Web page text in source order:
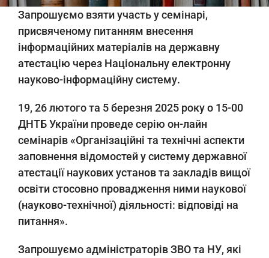
Запрошуємо взяти участь у семінарі,
присвяченому питанням внесення
інформаційних матеріалів на державну
атестацію через Національну електронну
науково-інформаційну систему.
19, 26 лютого та 5 березня 2025 року о 15-00
ДНТБ України проведе серію он-лайн
семінарів «Організаційні та технічні аспекти
заповнення відомостей у систему державної
атестації наукових установ та закладів вищої
освіти стосовно провадження ними наукової
(науково-технічної) діяльності: відповіді на
питання».
Запрошуємо адміністраторів ЗВО та НУ, які